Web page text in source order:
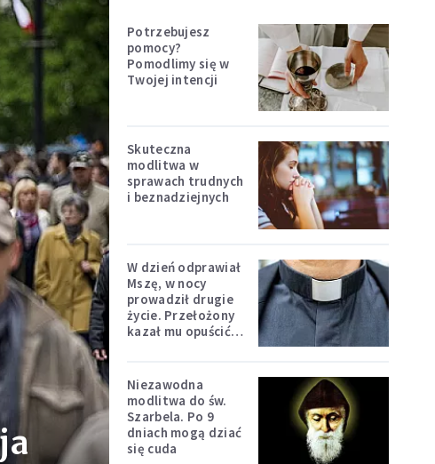
Potrzebujesz
pomocy?
Pomodlimy się w
Twojej intencji
Skuteczna
modlitwa w
sprawach trudnych
i beznadziejnych
W dzień odprawiał
Mszę, w nocy
prowadził drugie
życie. Przełożony
kazał mu opuścić
Niezawodna
modlitwa do św.
Szarbela. Po 9
dniach mogą dziać
się cuda